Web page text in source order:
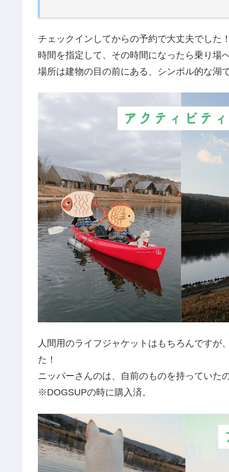
チェックインしてからの予約で大丈夫でした
時間を指定して、その時間になったら乗り場
場所は建物の目の前にある、シンボル的な湖
人間用のライフジャケットはもちろんですが
た！
ニッパーさんのは、自前のものを持っていた
※DOGSUPの時に購入済。